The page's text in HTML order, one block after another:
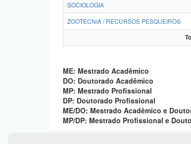
SOCIOLOGIA
ZOOTECNIA / RECURSOS PESQUEIROS
ME: Mestrado Acadêmico
DO: Doutorado Acadêmico
MP: Mestrado Profissional
DP: Doutorado Profissional
ME/DO: Mestrado Acadêmico e
MP/DP: Mestrado Profissional e